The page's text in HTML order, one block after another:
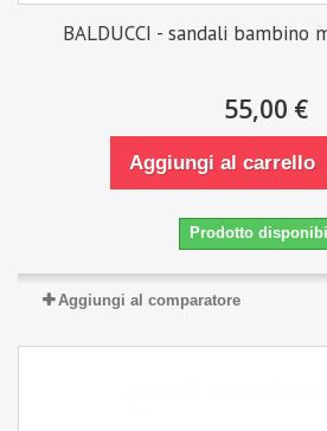
BALDUCCI - sandali bambino
55,00 €
Aggiungi al carrello
Prodotto
Aggiungi al comparatore